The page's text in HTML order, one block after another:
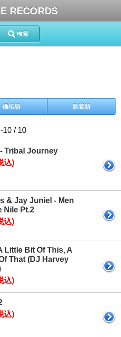
RECORDS
検索
価格順 新着順
10 / 10
Tribal Journey
込)
& Jay Juniel - Men
Nile Pt.2
込)
Little Bit Of This, A
That (DJ Harvey
込)
込)